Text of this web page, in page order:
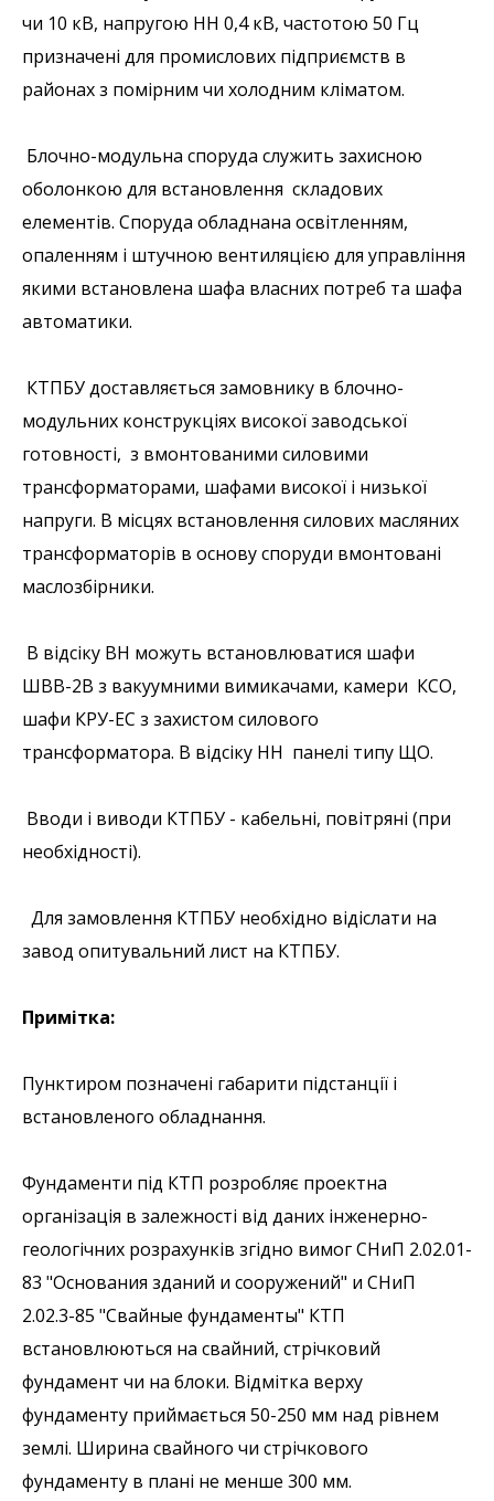
чи 10 кВ, напругою НН 0,4 кВ, частотою 50 Гц
призначені для промислових підприємств в
районах з помірним чи холодним кліматом.
Блочно-модульна споруда служить захисною
оболонкою для встановлення складових
елементів. Споруда обладнана освітленням,
опаленням і штучною вентиляцією для управління
якими встановлена шафа власних потреб та шафа
автоматики.
КТПБУ доставляється замовнику в блочно-
модульних конструкціях високої заводської
готовності, з вмонтованими силовими
трансформаторами, шафами високої і низької
напруги. В місцях встановлення силових масляних
трансформаторів в основу споруди вмонтовані
маслозбірники.
В відсіку ВН можуть встановлюватися шафи
ШВВ-2В з вакуумними вимикачами, камери КСО,
шафи КРУ-ЕС з захистом силового
трансформатора. В відсіку НН панелі типу ЩО.
Вводи і виводи КТПБУ - кабельні, повітряні (при
необхідності).
Для замовлення КТПБУ необхідно відіслати на
завод опитувальний лист на КТПБУ.
Примітка:
Пунктиром позначені габарити підстанції і
встановленого обладнання.
Фундаменти під КТП розробляє проектна
організація в залежності від даних інженерно-
геологічних розрахунків згідно вимог СНиП 2.02.01-
83 "Основания зданий и сооружений" и СНиП
2.02.3-85 "Свайные фундаменты" КТП
встановлюються на свайний, стрічковий
фундамент чи на блоки. Відмітка верху
фундаменту приймається 50-250 мм над рівнем
землі. Ширина свайного чи стрічкового
фундаменту в плані не менше 300 мм.